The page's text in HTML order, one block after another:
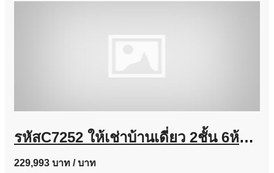
รหัสC7252 ให้เช่าบ้านเดี่ยว 2ชั้น 6ห้องนอน ถนนลาดพร้าวซอย 35 บ้านตกแต่งสวยพร้อมอยู่
229,993 บาท / บาท